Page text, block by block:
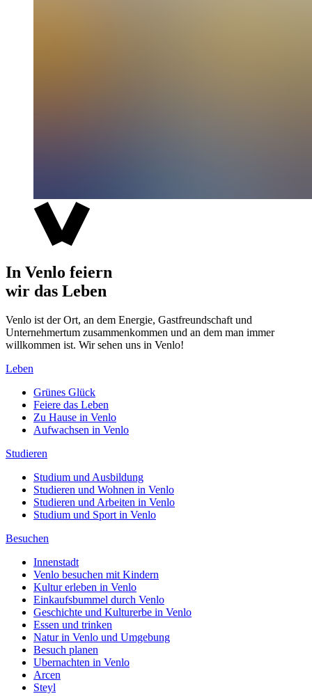
In Venlo feiern
wir das Leben
Venlo ist der Ort, an dem Energie, Gastfreundschaft und
Unternehmertum zusammenkommen und an dem man immer
willkommen ist. Wir sehen uns in Venlo!
Leben
Grünes Glück
Feiere das Leben
Zu Hause in Venlo
Aufwachsen in Venlo
Studieren
Studium und Ausbildung
Studieren und Wohnen in Venlo
Studieren und Arbeiten in Venlo
Studium und Sport in Venlo
Besuchen
Innenstadt
Venlo besuchen mit Kindern
Kultur erleben in Venlo
Einkaufsbummel durch Venlo
Geschichte und Kulturerbe in Venlo
Essen und trinken
Natur in Venlo und Umgebung
Besuch planen
Ubernachten in Venlo
Arcen
Steyl